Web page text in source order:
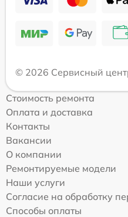
© 2026 Сервисный
Стоимость ремонта
Оплата и доставка
Контакты
Вакансии
О компании
Ремонтируемые модели
Наши услуги
Согласие на обработку
Способы оплаты